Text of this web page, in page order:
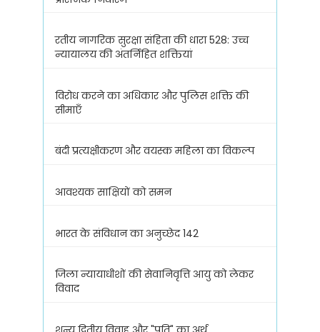
रतीय नागरिक सुरक्षा संहिता की धारा 528: उच्च
न्यायालय की अंतर्निहित शक्तियां
विरोध करने का अधिकार और पुलिस शक्ति की
सीमाएँ
बंदी प्रत्यक्षीकरण और वयस्क महिला का विकल्प
आवश्यक साक्षियों को समन
भारत के संविधान का अनुच्छेद 142
जिला न्यायाधीशों की सेवानिवृत्ति आयु को लेकर
विवाद